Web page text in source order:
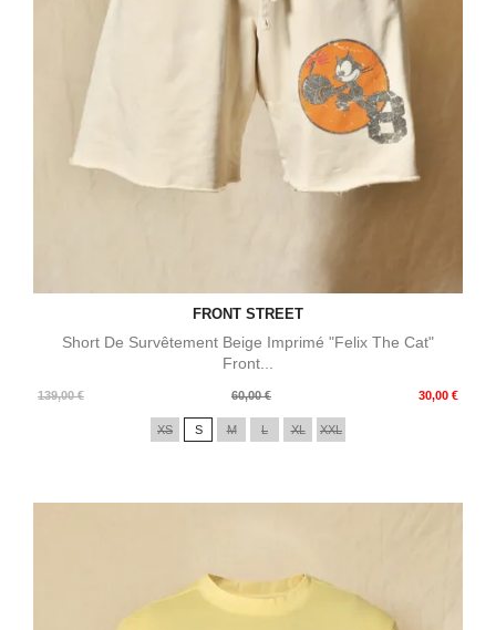
FRONT STREET
Short De Survêtement Beige Imprimé "Felix The Cat"
Front...
139,00 €
Prix
60,00 € 30,00 €
Prix
XS S M L XL XXL